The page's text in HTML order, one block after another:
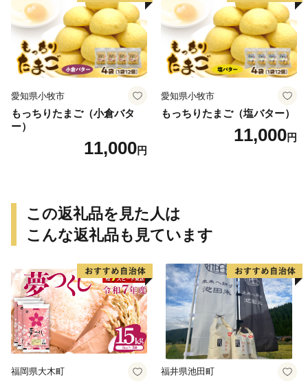
愛知県小牧市
もっちりたまご（小倉バタ
ー）
11,000円
愛知県小牧市
もっちりたまご（塩バター）
11,000円
この返礼品を見た人は
こんな返礼品も見ています
福岡県大木町 福井県池田町